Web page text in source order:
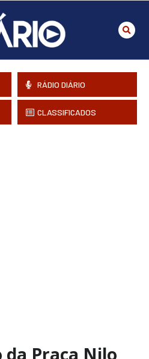
RÁDIO DIÁRIO
CLASSIFICADOS
da Praça Nilo